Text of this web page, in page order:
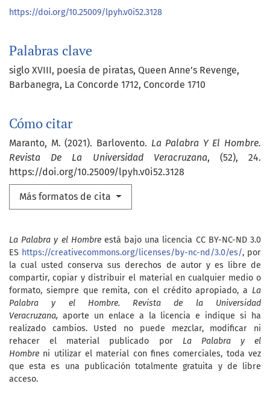
Palabras clave
siglo XVIII poesía de piratas Queen Anne’s Revenge
Barbanegra La Concorde 1712 Concorde 1710
Cómo citar
Maranto, M. (2021). Barlovento. La Palabra Y El Hombre.
Revista De La Universidad Veracruzana, (52), 24.
https://doi.org/10.25009/lpyh.v0i52.3128
Más formatos de cita
https://doi.org/10.25009/lpyh.v0i52.3128
La Palabra y el Hombreestá bajo una licencia CC BY-NC-ND 3.0
ES https://creativecommons.org/licenses/by-nc-nd/3.0/es/, por
la cual usted conserva sus derechos de autor y es libre de
compartir, copiar y distribuir el material en cualquier medio o
formato, siempre que remita, con el crédito apropiado, a La
Palabra y el Hombre. Revista de la Universidad
Veracruzana, aporte un enlace a la licencia e indique si ha
realizado cambios. Usted no puede mezclar, modificar ni
rehacer el material publicado por La Palabra y el
Hombre ni utilizar el material con fines comerciales, toda vez
que esta es una publicación totalmente gratuita y de libre
acceso.